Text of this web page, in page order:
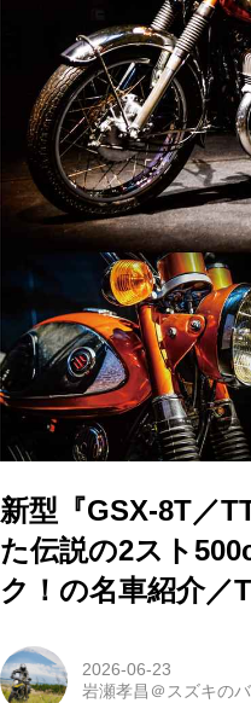
新型『GSX-8T／
た伝説の2スト
ク！の名車紹介／
2026-06-23
岩瀬孝昌＠スズキの